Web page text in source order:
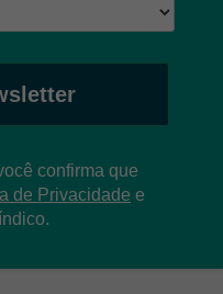
confirma que
de Privacidade e